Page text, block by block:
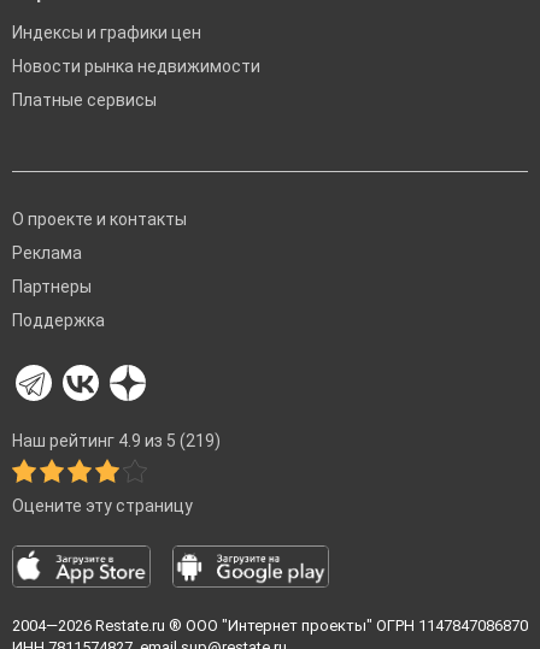
Индексы и графики цен
Новости рынка недвижимости
Платные сервисы
О проекте и контакты
Реклама
Партнеры
Поддержка
Наш рейтинг 4.9 из 5 (219)
Оцените эту страницу
2004—2026 Restate.ru ® ООО "Интернет проекты" ОГРН 1147847086870